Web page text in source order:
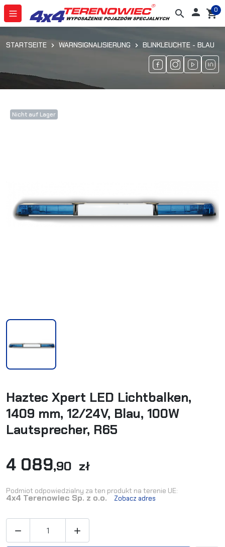
search  shopping_cart
0
STARTSEITE WARNSIGNALISIERUNG BLINKLEUCHTE - BLAU
Nicht auf Lager
Haztec Xpert LED Lichtbalken,
1409 mm, 12/24V, Blau, 100W
Lautsprecher, R65
4 089,90 zł
Podmiot odpowiedzialny za ten produkt na terenie UE:
4x4 Terenowiec Sp. z o.o. Zobacz adres
 